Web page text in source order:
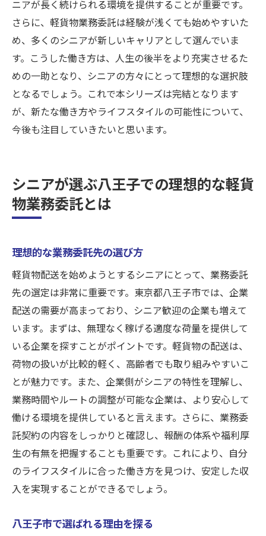
ニアが長く続けられる環境を提供することが重要です。
さらに、軽貨物業務委託は経験が浅くても始めやすいた
め、多くのシニアが新しいキャリアとして選んでいま
す。こうした働き方は、人生の後半をより充実させるた
めの一助となり、シニアの方々にとって理想的な選択肢
となるでしょう。これで本シリーズは完結となります
が、新たな働き方やライフスタイルの可能性について、
今後も注目していきたいと思います。
シニアが選ぶ八王子での理想的な軽貨
物業務委託とは
理想的な業務委託先の選び方
軽貨物配送を始めようとするシニアにとって、業務委託
先の選定は非常に重要です。東京都八王子市では、企業
配送の需要が高まっており、シニア歓迎の企業も増えて
います。まずは、無理なく稼げる適度な荷量を提供して
いる企業を探すことがポイントです。軽貨物の配送は、
荷物の扱いが比較的軽く、高齢者でも取り組みやすいこ
とが魅力です。また、企業側がシニアの特性を理解し、
業務時間やルートの調整が可能な企業は、より安心して
働ける環境を提供していると言えます。さらに、業務委
託契約の内容をしっかりと確認し、報酬の体系や福利厚
生の有無を把握することも重要です。これにより、自分
のライフスタイルに合った働き方を見つけ、安定した収
入を実現することができるでしょう。
八王子市で選ばれる理由を探る